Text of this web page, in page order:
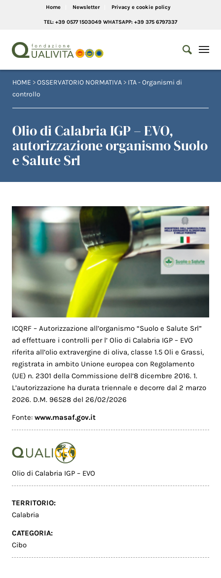
Home Newsletter Privacy e cookie policy
TEL: +39 0577 1503049 WHATSAPP: +39 375 6797337
HOME >OSSERVATORIO NORMATIVA > ITA - Organismi di
controllo
Olio di Calabria IGP – EVO,
autorizzazione organismo Suolo
e Salute Srl
ICQRF – Autorizzazione all’organismo “Suolo e Salute Srl”
ad effettuare i controlli per l’ Olio di Calabria IGP – EVO
riferita all’olio extravergine di oliva, classe 1.5 Oli e Grassi,
registrata in ambito Unione europea con Regolamento
(UE) n. 2301 della Commissione dell’8 dicembre 2016. 1.
L’autorizzazione ha durata triennale e decorre dal 2 marzo
2026. D.M. 96528 del 26/02/2026
Fonte:www.masaf.gov.it
Olio di Calabria IGP – EVO
TERRITORIO:
Calabria
CATEGORIA:
Cibo